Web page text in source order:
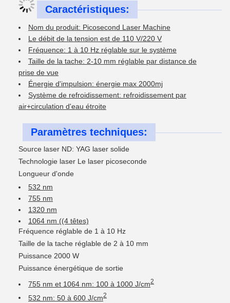
Caractéristiques:
Nom du produit: Picosecond Laser Machine
Le débit de la tension est de 110 V/220 V
Fréquence: 1 à 10 Hz réglable sur le système
Taille de la tache: 2-10 mm réglable par distance de
prise de vue
Énergie d'impulsion: énergie max 2000mj
Système de refroidissement: refroidissement par
air+circulation d'eau étroite
Paramètres techniques:
Source laser ND: YAG laser solide
Technologie laser Le laser picoseconde
Longueur d'onde
532 nm
755 nm
1320 nm
1064 nm ((4 têtes)
Fréquence réglable de 1 à 10 Hz
Taille de la tache réglable de 2 à 10 mm
Puissance 2000 W
Puissance énergétique de sortie
755 nm et 1064 nm: 100 à 1000 J/cm2
532 nm: 50 à 600 J/cm2